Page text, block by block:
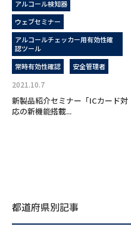
アルコール検知器
ウェブセミナー
アルコールチェッカー用有効性確
認ツール
常時有効性確認
安全管理者
2021.10.7
新製品紹介セミナー「ICカード対
応の新機能搭載...
都道府県別記事